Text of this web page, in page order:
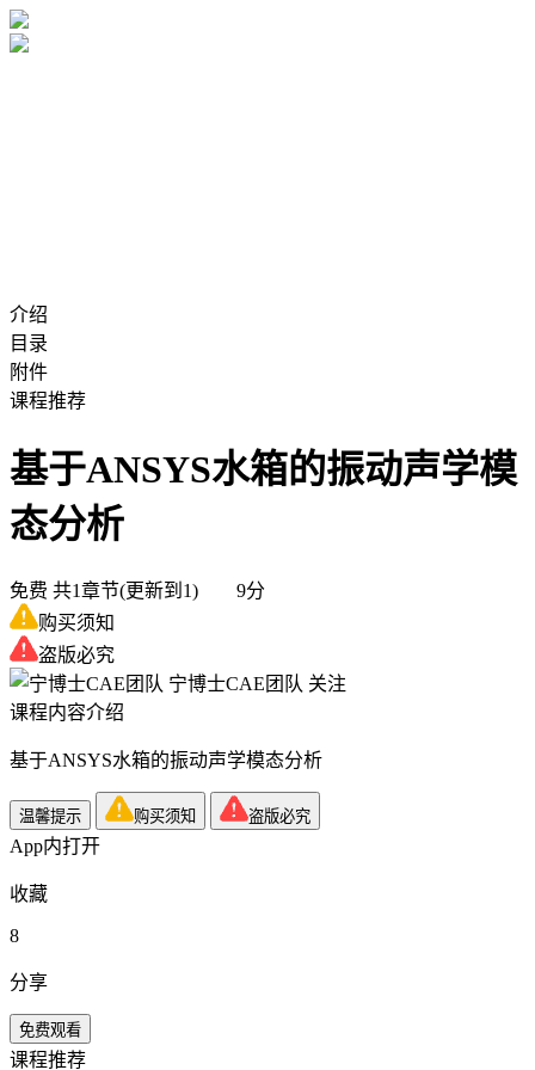
介绍
目录
附件
课程推荐
基于ANSYS水箱的振动声学模
态分析
免费 共1章节(更新到1) 9分
购买须知
盗版必究
宁博士CAE团队 关注
课程内容介绍
基于ANSYS水箱的振动声学模态分析
温馨提示 购买须知 盗版必究
App内打开
收藏
8
分享
免费观看
课程推荐